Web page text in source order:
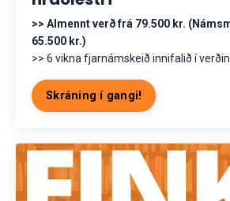
>> Almennt verð frá 79.500 kr.
65.500 kr.)
>> 6 vikna fjarnámskeið innifalið í
Skráning í gangi!